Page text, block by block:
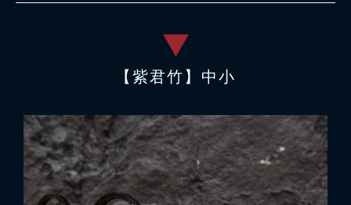
【紫君竹】中小